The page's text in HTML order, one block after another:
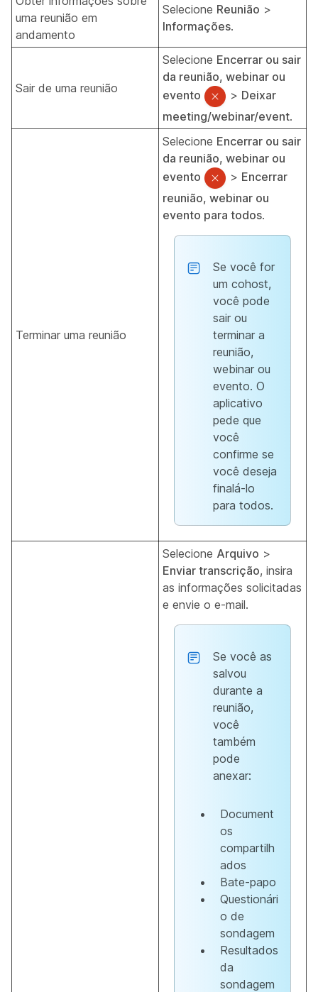
uma reunião em
andamento
Selecione Reunião >
Informações.
Sair de uma reunião
Selecione Encerrar ou sair
da reunião, webinar ou
evento
> Deixar
meeting/webinar/event.
Terminar uma reunião
Selecione Encerrar ou sair
da reunião, webinar ou
evento
> Encerrar
reunião, webinar ou
evento para todos.
Se você for
um cohost,
você pode
sair ou
terminar a
reunião,
webinar ou
evento. O
aplicativo
pede que
você
confirme se
você deseja
finalá-lo
para todos.
Selecione Arquivo >
Enviar transcrição, insira
as informações solicitadas
e envie o e-mail.
Se você as
salvou
durante a
reunião,
você
também
pode
anexar:
Document
os
compartilh
ados
Bate-papo
Questionári
o de
sondagem
Resultados
da
sondagem